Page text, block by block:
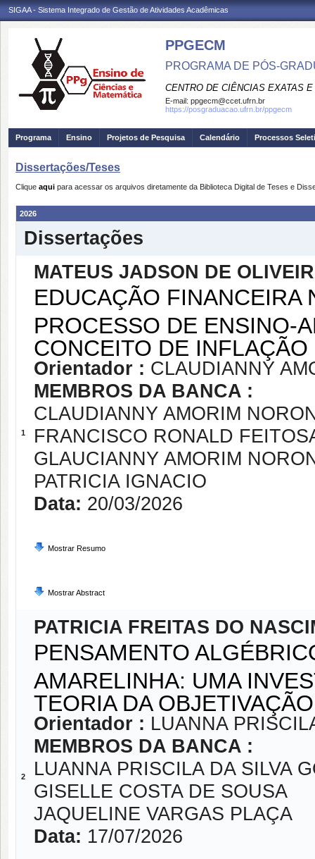
SIGAA - Sistema Integrado de Gestão de Atividades Acadêmicas
PPGECM
PROGRAMA DE PÓS-
CENTRO DE CIÊNCIAS EXATAS
E-mail: ppgecm@ccet.ufrn.br
https://posgraduacao.ufrn.br/ppgecm
Programa Ensino Projetos de Pesquisa Calendário Processos
Dissertações/Teses
Clique aqui para acessar os arquivos diretamente da Biblioteca Digital de Teses e
2026
Dissertações
1
MATEUS JADSON DE
EDUCAÇÃO FINANCEIRA
PROCESSO DE ENSINO-
CONCEITO DE
Orientador : CLAUDIANNY
MEMBROS DA BANCA :
CLAUDIANNY AMORIM
FRANCISCO RONALD
GLAUCIANNY AMORIM
PATRICIA IGNACIO
Data: 20/03/2026
Mostrar Resumo
Mostrar Abstract
2
PATRICIA FREITAS DO
PENSAMENTO
AMARELINHA: UMA
TEORIA DA OBJETIVAÇÃO
Orientador : LUANNA
MEMBROS DA BANCA :
LUANNA PRISCILA DA SILVA
GISELLE COSTA DE SOUSA
JAQUELINE VARGAS PLAÇA
Data: 17/07/2026